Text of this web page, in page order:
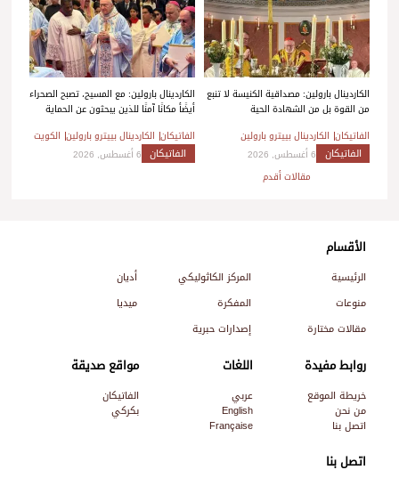
الكاردينال بارولين: مصداقية الكنيسة لا تنبع
من القوة بل من الشهادة الحية
الفاتيكان الكاردينال بييترو بارولين
الفاتيكان 6 أغسطس, 2026
الكاردينال بارولين: مع المسيح، تصبح الصحراء
أيضًأ مكانًا آمنًا للذين يبحثون عن الحماية
الفاتيكان الكاردينال بييترو بارولين الكويت
الفاتيكان 6 أغسطس, 2026
مقالات أقدم
اتصل بنا
الأقسام
الرئيسية المركز الكاثوليكي
أديان
منوعات
المفكرة
ميديا
مقالات مختارة
إصدارات حبرية
روابط مفيدة
خريطة الموقع
من نحن
اتصل بنا
اللغات
عربي
English
Française
مواقع صديقة
الفاتيكان
بكركي